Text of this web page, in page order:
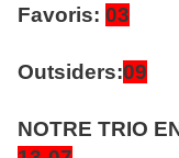
Favoris: 03
Outsiders:09
NOTRE TRIO